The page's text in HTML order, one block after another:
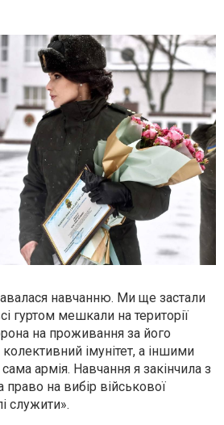
навчанню. Ми ще застали
гуртом мешкали на території
на проживання за його
імунітет, а іншими
армія. Навчання я закінчила з
на вибір військової
служити».